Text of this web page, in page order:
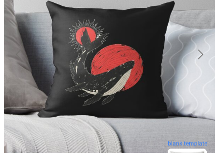
blank template